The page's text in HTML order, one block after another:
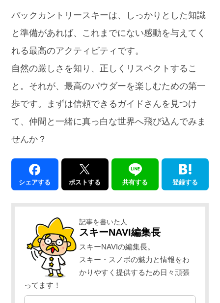
バックカントリースキーは、しっかりとした知識
と準備があれば、これまでにない感動を与えてく
れる最高のアクティビティです。
自然の厳しさを知り、正しくリスペクトするこ
と。それが、最高のパウダーを楽しむための第一
歩です。まずは信頼できるガイドさんを見つけ
て、仲間と一緒に真っ白な世界へ飛び込んでみま
せんか？
シェアする ポストする 共有する 登録する
記事を書いた人
スキーNAVI編集長
スキーNAVIの編集長。
スキー・スノボの魅力と情報をわ
かりやすく提供するため日々頑張
ってます！